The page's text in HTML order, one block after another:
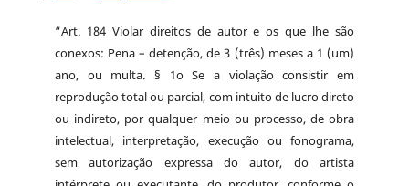
“Art. 184 Violar direitos de autor e os que lhe são
conexos: Pena – detenção, de 3 (três) meses a 1 (um)
ano, ou multa. § 1o Se a violação consistir em
reprodução total ou parcial, com intuito de lucro direto
ou indireto, por qualquer meio ou processo, de obra
intelectual, interpretação, execução ou fonograma,
sem autorização expressa do autor, do artista